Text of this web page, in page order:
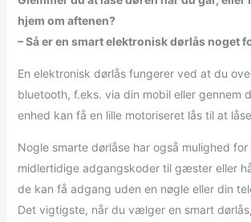
hjem om aftenen?
– Så er en smart elektronisk dørlås noget
En elektronisk dørlås fungerer ved at du
bluetooth, f.eks. via din mobil eller gennem
enhed kan få en lille motoriseret lås til at
Nogle smarte dørlåse har også mulighed
midlertidige adgangskoder til gæster eller
de kan få adgang uden en nøgle eller din
Det vigtigste, når du vælger en smart